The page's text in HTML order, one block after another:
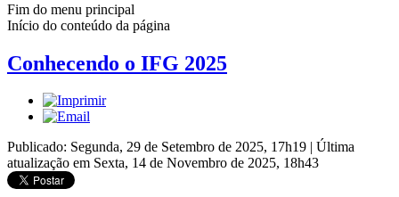
Fim do menu principal
Início do conteúdo da página
Conhecendo o IFG 2025
Publicado: Segunda, 29 de Setembro de 2025, 17h19 | Última
atualização em Sexta, 14 de Novembro de 2025, 18h43